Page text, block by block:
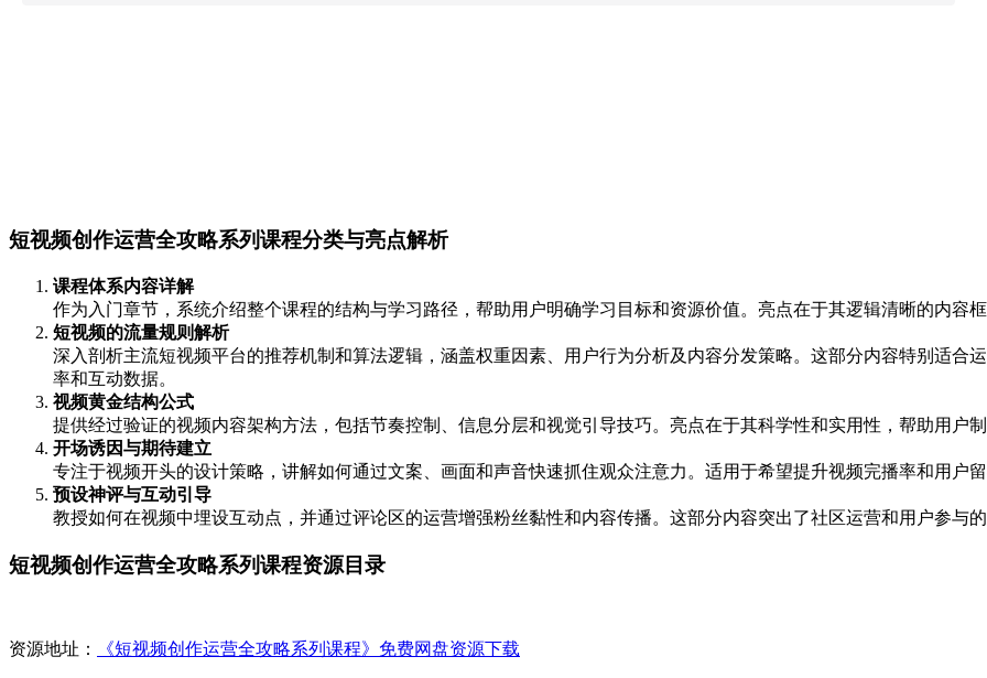
短视频创作运营全攻略系列课程分类与亮点解析
课程体系内容详解
作为入门章节，系统介绍整个课程的结构与学习路径，帮助用户明确学习目标和资源价值。亮点在于其逻辑清晰的内容
短视频的流量规则解析
深入剖析主流短视频平台的推荐机制和算法逻辑，涵盖权重因素、用户行为分析及内容分发策略。这部分内容特别适合
率和互动数据。
视频黄金结构公式
提供经过验证的视频内容架构方法，包括节奏控制、信息分层和视觉引导技巧。亮点在于其科学性和实用性，帮助用户
开场诱因与期待建立
专注于视频开头的设计策略，讲解如何通过文案、画面和声音快速抓住观众注意力。适用于希望提升视频完播率和用户
预设神评与互动引导
教授如何在视频中埋设互动点，并通过评论区的运营增强粉丝黏性和内容传播。这部分内容突出了社区运营和用户参与
短视频创作运营全攻略系列课程资源目录
资源地址： 《短视频创作运营全攻略系列课程》免费网盘资源下载